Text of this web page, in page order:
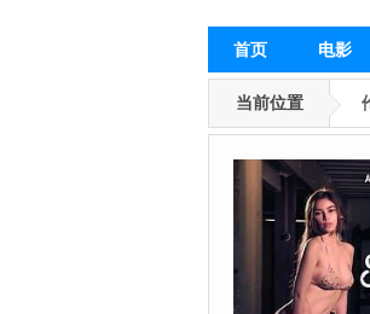
首页 电影
当前位置